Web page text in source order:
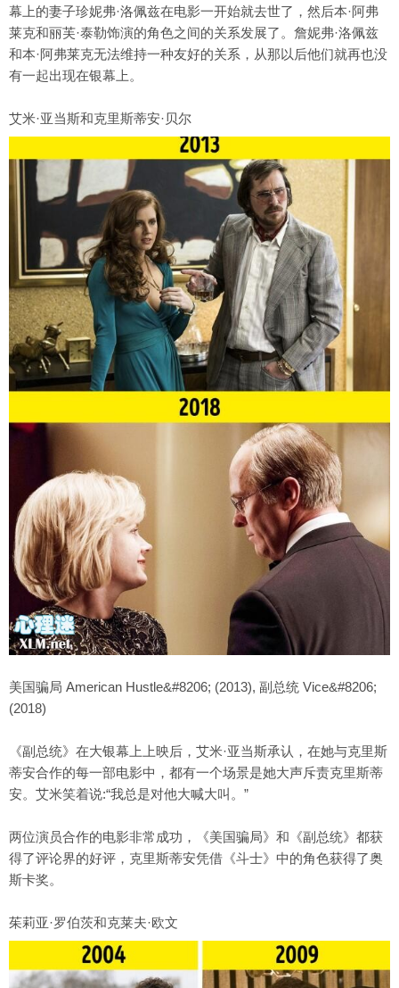
幕上的妻子珍妮弗·洛佩兹在电影一开始就去世了，然后本·阿弗
莱克和丽芙·泰勒饰演的角色之间的关系发展了。詹妮弗·洛佩兹
和本·阿弗莱克无法维持一种友好的关系，从那以后他们就再也没
有一起出现在银幕上。
艾米·亚当斯和克里斯蒂安·贝尔
美国骗局 American Hustle&#8206; (2013), 副总统 Vice&#8206;
(2018)
《副总统》在大银幕上上映后，艾米·亚当斯承认，在她与克里斯
蒂安合作的每一部电影中，都有一个场景是她大声斥责克里斯蒂
安。艾米笑着说:“我总是对他大喊大叫。”
两位演员合作的电影非常成功，《美国骗局》和《副总统》都获
得了评论界的好评，克里斯蒂安凭借《斗士》中的角色获得了奥
斯卡奖。
茱莉亚·罗伯茨和克莱夫·欧文